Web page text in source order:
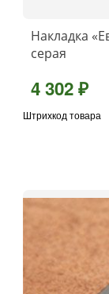
Накладка
серая
4 302 ₽
Штрихкод товара